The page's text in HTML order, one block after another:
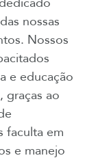
nossas
Nossos
e educação
graças ao
faculta em
e manejo